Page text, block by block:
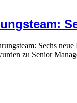
Sechs
zu Senior